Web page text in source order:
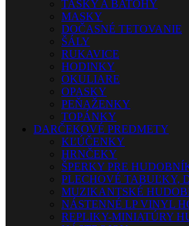
TAŠKY A BATOHY
MASKY
DOČASNÉ TETOVANIE
ŠÁLY
RUKAVICE
HODINKY
OKULIARE
OPASKY
PEŇAŽENKY
TOPÁNKY
DARČEKOVÉ PREDMETY
KĽÚČENKY
HRNČEKY
ŠPERKY PRE
PLECHOVÉ TABUĽKY,
MUZIKANTSKÉ
NÁSTENNÉ LP VINYL
REPLIKY-MINIATÚRY